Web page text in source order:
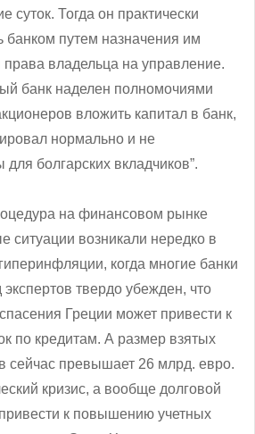
суток. Тогда он практически
банком путем назначения им
права владельца на управление.
банк наделен полномочиями
вложить капитал в банк,
нормально и не
для болгарских вкладчиков”.
на финансовом рынке
ситуации возникали нередко в
когда многие банки
твердо убежден, что
Греции может привести к
по кредитам. А размер взятых
сейчас превышает 26 млрд. евро.
кризис, а вообще долговой
к повышению учетных